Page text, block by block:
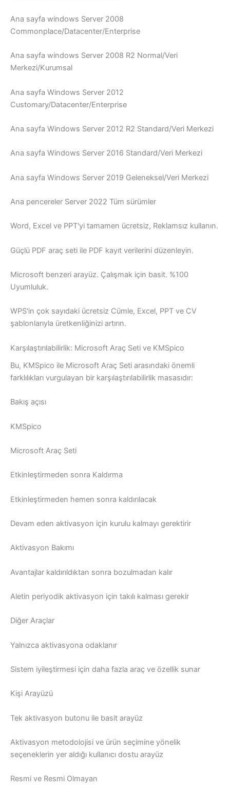
Ana sayfa windows Server 2008
Commonplace/Datacenter/Enterprise
Ana sayfa windows Server 2008 R2 Normal/Veri
Merkezi/Kurumsal
Ana sayfa Windows Server 2012
Customary/Datacenter/Enterprise
Ana sayfa Windows Server 2012 R2 Standard/Veri Merkezi
Ana sayfa Windows Server 2016 Standard/Veri Merkezi
Ana sayfa Windows Server 2019 Geleneksel/Veri Merkezi
Ana pencereler Server 2022 Tüm sürümler
Word, Excel ve PPT'yi tamamen ücretsiz, Reklamsız kullanın.
Güçlü PDF araç seti ile PDF kayıt verilerini düzenleyin.
Microsoft benzeri arayüz. Çalışmak için basit. %100
Uyumluluk.
WPS'in çok sayıdaki ücretsiz Cümle, Excel, PPT ve CV
şablonlarıyla üretkenliğinizi artırın.
Karşılaştırılabilirlik: Microsoft Araç Seti ve KMSpico
Bu, KMSpico ile Microsoft Araç Seti arasındaki önemli
farklılıkları vurgulayan bir karşılaştırılabilirlik masasıdır:
Bakış açısı
KMSpico
Microsoft Araç Seti
Etkinleştirmeden sonra Kaldırma
Etkinleştirmeden hemen sonra kaldırılacak
Devam eden aktivasyon için kurulu kalmayı gerektirir
Aktivasyon Bakımı
Avantajlar kaldırıldıktan sonra bozulmadan kalır
Aletin periyodik aktivasyon için takılı kalması gerekir
Diğer Araçlar
Yalnızca aktivasyona odaklanır
Sistem iyileştirmesi için daha fazla araç ve özellik sunar
Kişi Arayüzü
Tek aktivasyon butonu ile basit arayüz
Aktivasyon metodolojisi ve ürün seçimine yönelik
seçeneklerin yer aldığı kullanıcı dostu arayüz
Resmi ve Resmi Olmayan